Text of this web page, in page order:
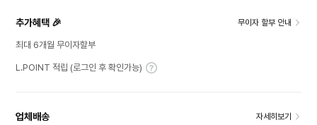
추가혜택 🎉 무이자 할부 안내
최대 6개월 무이자할부
L.POINT 적립 (로그인 후 확인가능)
업체배송 자세히보기